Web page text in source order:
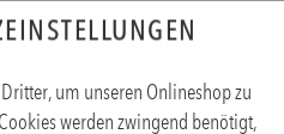
um unseren Onlineshop zu
werden zwingend benötigt,